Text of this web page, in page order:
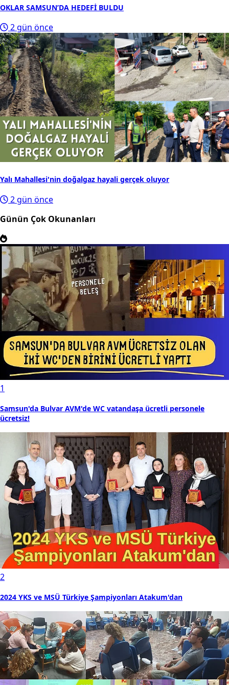
OKLAR SAMSUN’DA HEDEFİ BULDU
2 gün önce
Yalı Mahallesi'nin doğalgaz hayali gerçek oluyor
2 gün önce
Günün Çok Okunanları
1
Samsun'da Bulvar AVM'de WC vatandaşa ücretli personele
ücretsiz!
2
2024 YKS ve MSÜ Türkiye Şampiyonları Atakum'dan